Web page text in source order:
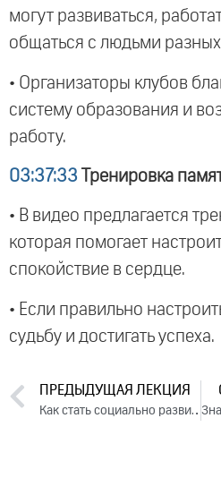
могут развиваться,
общаться с людьми
• Организаторы клубов
систему образования и
работу.
03:37:33 Тренировка
• В видео предлагается
которая помогает
спокойствие в сердце.
• Если правильно
судьбу и достигать успеха.
ПРЕДЫДУЩАЯ ЛЕКЦИЯ
Как стать социально развитым и успешным в деятельности. Лекция 2 (2018)